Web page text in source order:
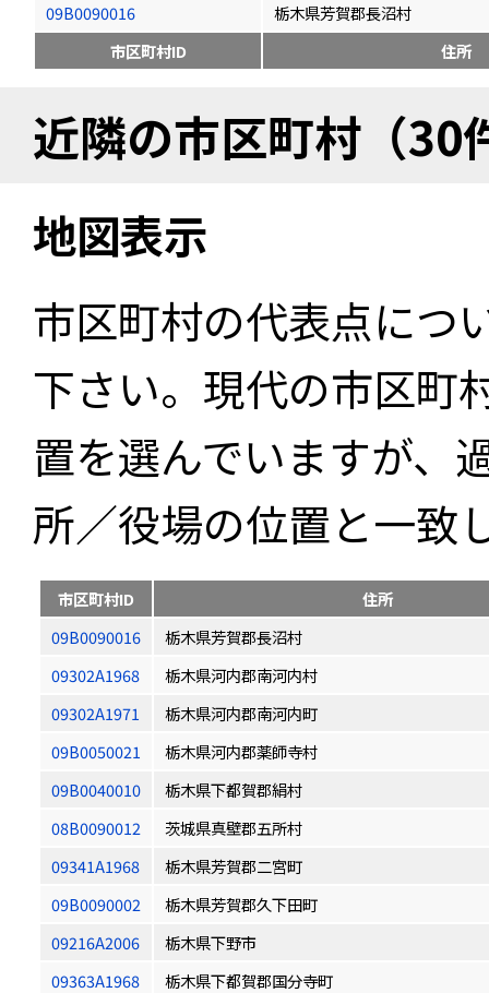
09B0090016
栃木県芳賀郡長沼村
市区町村ID
住所
近隣の市区町村（30
地図表示
市区町村の代表点につ
下さい。現代の市区町
置を選んでいますが、
所／役場の位置と一致
市区町村ID
住所
09B0090016
栃木県芳賀郡長沼村
09302A1968
栃木県河内郡南河内村
09302A1971
栃木県河内郡南河内町
09B0050021
栃木県河内郡薬師寺村
09B0040010
栃木県下都賀郡絹村
08B0090012
茨城県真壁郡五所村
09341A1968
栃木県芳賀郡二宮町
09B0090002
栃木県芳賀郡久下田町
09216A2006
栃木県下野市
09363A1968
栃木県下都賀郡国分寺町